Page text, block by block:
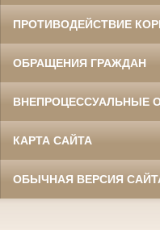
ПРОТИВОДЕЙСТВИЕ
ОБРАЩЕНИЯ ГРАЖДАН
ВНЕПРОЦЕССУАЛЬНЫЕ
КАРТА САЙТА
ОБЫЧНАЯ ВЕРСИЯ